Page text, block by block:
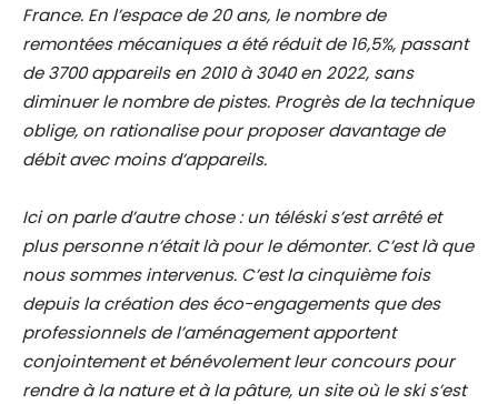
France. En l’espace de 20 ans, le nombre de
remontées mécaniques a été réduit de 16,5%, passant
de 3700 appareils en 2010 à 3040 en 2022, sans
diminuer le nombre de pistes. Progrès de la technique
oblige, on rationalise pour proposer davantage de
débit avec moins d’appareils.
Ici on parle d’autre chose : un téléski s’est arrêté et
plus personne n’était là pour le démonter. C’est là que
nous sommes intervenus. C’est la cinquième fois
depuis la création des éco-engagements que des
professionnels de l’aménagement apportent
conjointement et bénévolement leur concours pour
rendre à la nature et à la pâture, un site où le ski s’est